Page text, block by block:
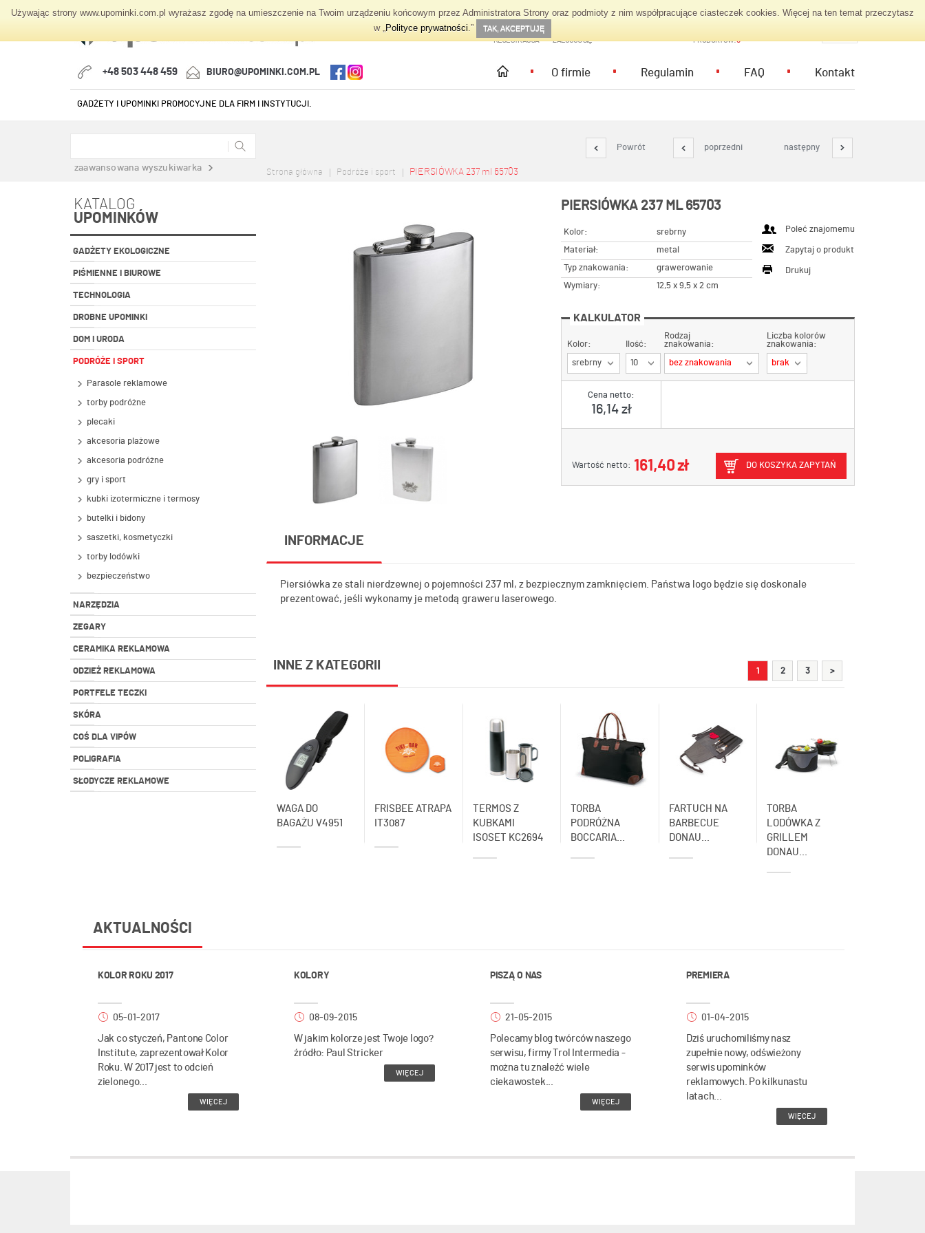
Używając strony www.upominki.com.pl wyrażasz zgodę na umieszczenie na Twoim urządzeniu końcowym przez Administratora Strony oraz podmioty z nim współpracujące ciasteczek cookies. Więcej na ten temat przeczytasz
w „Polityce prywatności.” TAK, AKCEPTUJĘ
TWOJE KONTO
REJESTRACJA ZALOGUJ SIĘ PRODUKTÓW:0
+48 503 448 459 BIURO@UPOMINKI.COM.PL O firmie Regulamin FAQ Kontakt
GADŻETY I UPOMINKI PROMOCYJNE DLA FIRM I INSTYTUCJI.
zaawansowana wyszukiwarka
KATALOG
UPOMINKÓW
GADŻETY EKOLOGICZNE
PIŚMIENNE I BIUROWE
TECHNOLOGIA
DROBNE UPOMINKI
DOM I URODA
PODRÓŻE I SPORT
Parasole reklamowe
torby podróżne
plecaki
akcesoria plażowe
akcesoria podróżne
gry i sport
kubki izotermiczne i termosy
butelki i bidony
saszetki, kosmetyczki
torby lodówki
bezpieczeństwo
NARZĘDZIA
ZEGARY
CERAMIKA REKLAMOWA
ODZIEŻ REKLAMOWA
PORTFELE TECZKI
SKÓRA
COŚ DLA VIPÓW
POLIGRAFIA
SŁODYCZE REKLAMOWE
następny
poprzedni
Powrót
Strona główna Podróże i sport PIERSIÓWKA 237 ml 65703
PIERSIÓWKA 237 ML 65703
Kolor:
srebrny
Materiał:
metal
Typ znakowania:
grawerowanie
Wymiary:
12,5 x 9,5 x 2 cm
Poleć znajomemu
Zapytaj o produkt
Drukuj
KALKULATOR
Cena netto:
16,14 zł
Wartość netto: 161,40 zł DO KOSZYKA ZAPYTAŃ
Kolor:
srebrny
Ilość:
10
Rodzaj
znakowania:
bez znakowania
Liczba kolorów
znakowania:
brak
INFORMACJE
Piersiówka ze stali nierdzewnej o pojemności 237 ml, z bezpiecznym zamknięciem. Państwa logo będzie się doskonale
prezentować, jeśli wykonamy je metodą graweru laserowego.
INNE Z KATEGORII 1 2 3 >
WAGA DO
BAGAŻU V4951
FRISBEE ATRAPA
IT3087
TERMOS Z
KUBKAMI
ISOSET KC2694
TORBA
PODRÓŻNA
BOCCARIA...
FARTUCH NA
BARBECUE
DONAU...
TORBA
LODÓWKA Z
GRILLEM
DONAU...
AKTUALNOŚCI
KOLOR ROKU 2017
05-01-2017
Jak co styczeń, Pantone Color
Institute, zaprezentował Kolor
Roku. W 2017 jest to odcień
zielonego...
WIĘCEJ
KOLORY
08-09-2015
W jakim kolorze jest Twoje logo?
źródło: Paul Stricker
WIĘCEJ
PISZĄ O NAS
21-05-2015
Polecamy blog twórców naszego
serwisu, firmy Trol Intermedia -
można tu znaleźć wiele
ciekawostek...
WIĘCEJ
PREMIERA
01-04-2015
Dziś uruchomiliśmy nasz
zupełnie nowy, odświeżony
serwis upominków
reklamowych. Po kilkunastu
latach...
WIĘCEJ